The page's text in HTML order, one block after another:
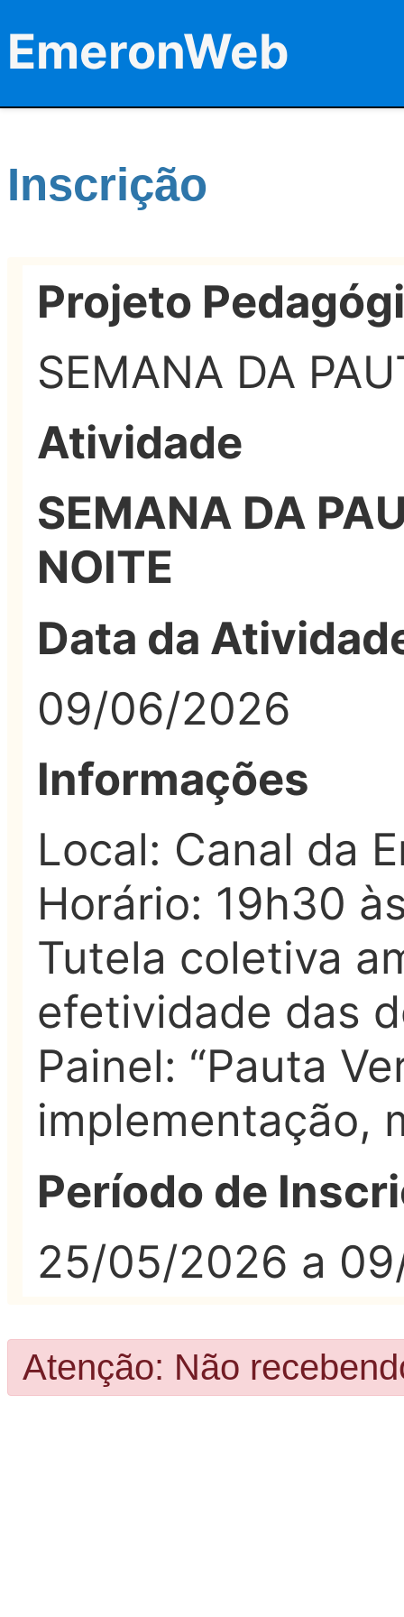
EmeronWeb
Inscrição
Projeto
SEMANA DA
Atividade
SEMANA DA
NOITE
Data da
09/06/2026
Informações
Local: Canal da
Horário: 19h30
Tutela coletiva
efetividade das
Painel: “Pauta
implementação,
Período de
25/05/2026 a
Atenção: Não